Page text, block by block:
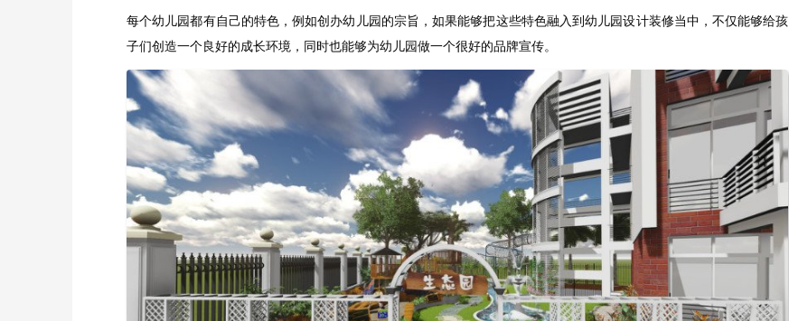
每个幼儿园都有自己的特色，例如创办幼儿园的宗旨，如果能够把这些特色融入到幼儿园设计装修当中，不仅能够给孩
子们创造一个良好的成长环境，同时也能够为幼儿园做一个很好的品牌宣传。